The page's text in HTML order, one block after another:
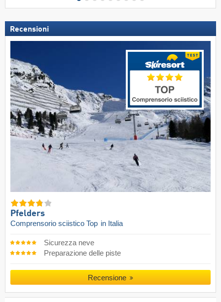
Recensioni
Pfelders
Comprensorio sciistico Top in Italia
Sicurezza neve
Preparazione delle piste
Recensione